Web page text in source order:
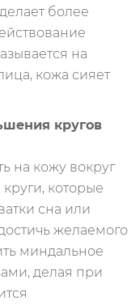
более
на
кожа сияет
кругов
на кожу вокруг
которые
сна или
желаемого
миндальное
делая при